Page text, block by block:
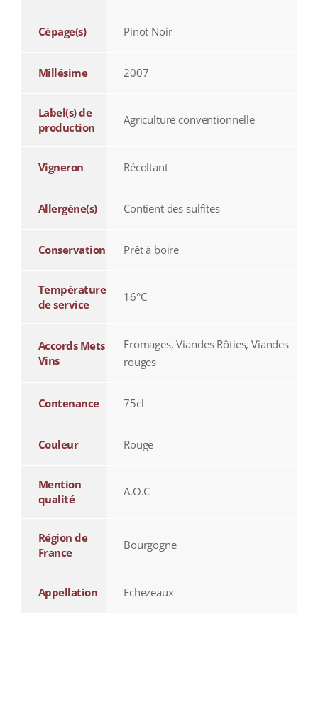
Cépage(s) Pinot Noir
Millésime 2007
Label(s) de
production
Agriculture conventionnelle
Vigneron Récoltant
Allergène(s) Contient des sulfites
Conservation Prêt à boire
Température
de service
16°C
Accords Mets
Vins
Fromages, Viandes Rôties, Viandes
rouges
Contenance 75cl
Couleur Rouge
Mention
qualité
A.O.C
Région de
France
Bourgogne
Appellation Echezeaux